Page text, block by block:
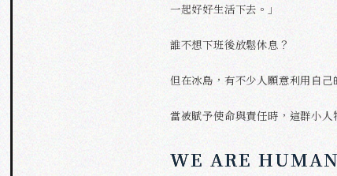
一起好好生活下去。」
誰不想下班後放鬆休息？
但在冰島，有不少人願意利用自
當被賦予使命與責任時，這群小
WE ARE HUMAN